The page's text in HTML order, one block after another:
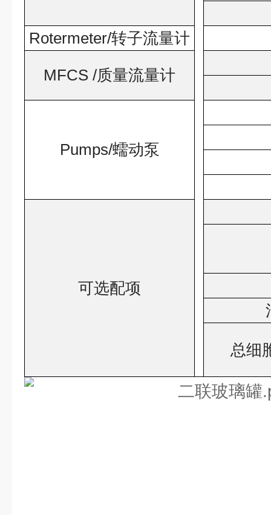
Rotermeter/转子流量计
MFCS /质量流量计
Pumps/蠕动泵
可选配项
总细